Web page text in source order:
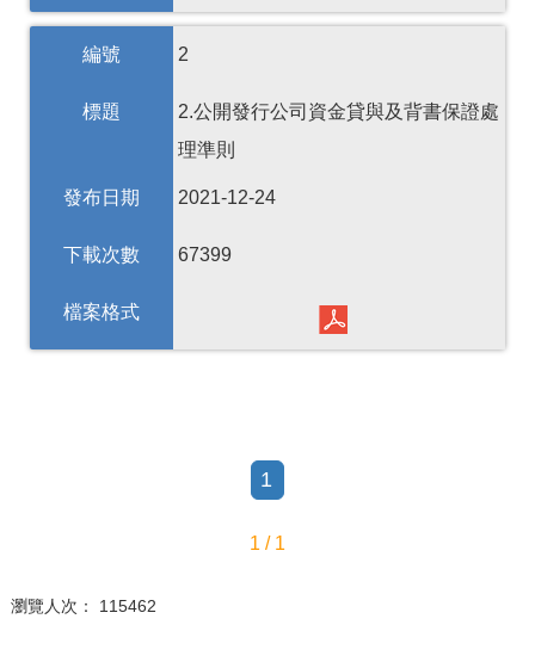
編號 2
標題
2.公開發行公司資金貸與及背書保證處
理準則
發布日期 2021-12-24
下載次數 67399
檔案格式
1
1 / 1
瀏覽人次： 115462